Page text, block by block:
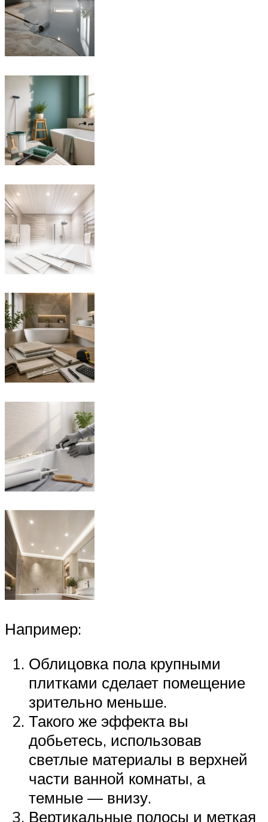
Например:
Облицовка пола крупными
плитками сделает помещение
зрительно меньше.
Такого же эффекта вы
добьетесь, использовав
светлые материалы в верхней
части ванной комнаты, а
темные — внизу.
Вертикальные полосы и меткая